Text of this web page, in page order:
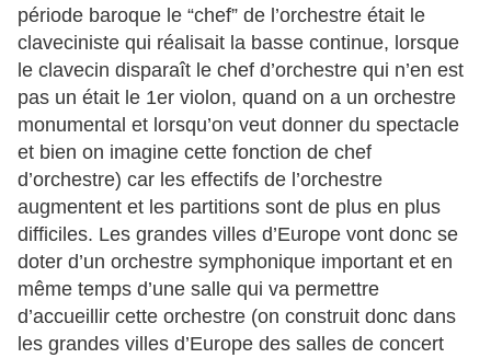
période baroque le “chef” de l’orchestre était le
claveciniste qui réalisait la basse continue, lorsque
le clavecin disparaît le chef d’orchestre qui n’en est
pas un était le 1er violon, quand on a un orchestre
monumental et lorsqu’on veut donner du spectacle
et bien on imagine cette fonction de chef
d’orchestre) car les effectifs de l’orchestre
augmentent et les partitions sont de plus en plus
difficiles. Les grandes villes d’Europe vont donc se
doter d’un orchestre symphonique important et en
même temps d’une salle qui va permettre
d’accueillir cette orchestre (on construit donc dans
les grandes villes d’Europe des salles de concert